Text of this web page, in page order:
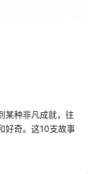
某种非凡成就，往
好奇。这10支故事